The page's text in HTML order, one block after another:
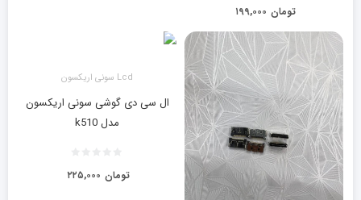
۱۹۹,۰۰۰ تومان
Lcd سونی اریکسون
ال سی دی گوشی سونی اریکسون
مدل k510
۲۲۵,۰۰۰ تومان